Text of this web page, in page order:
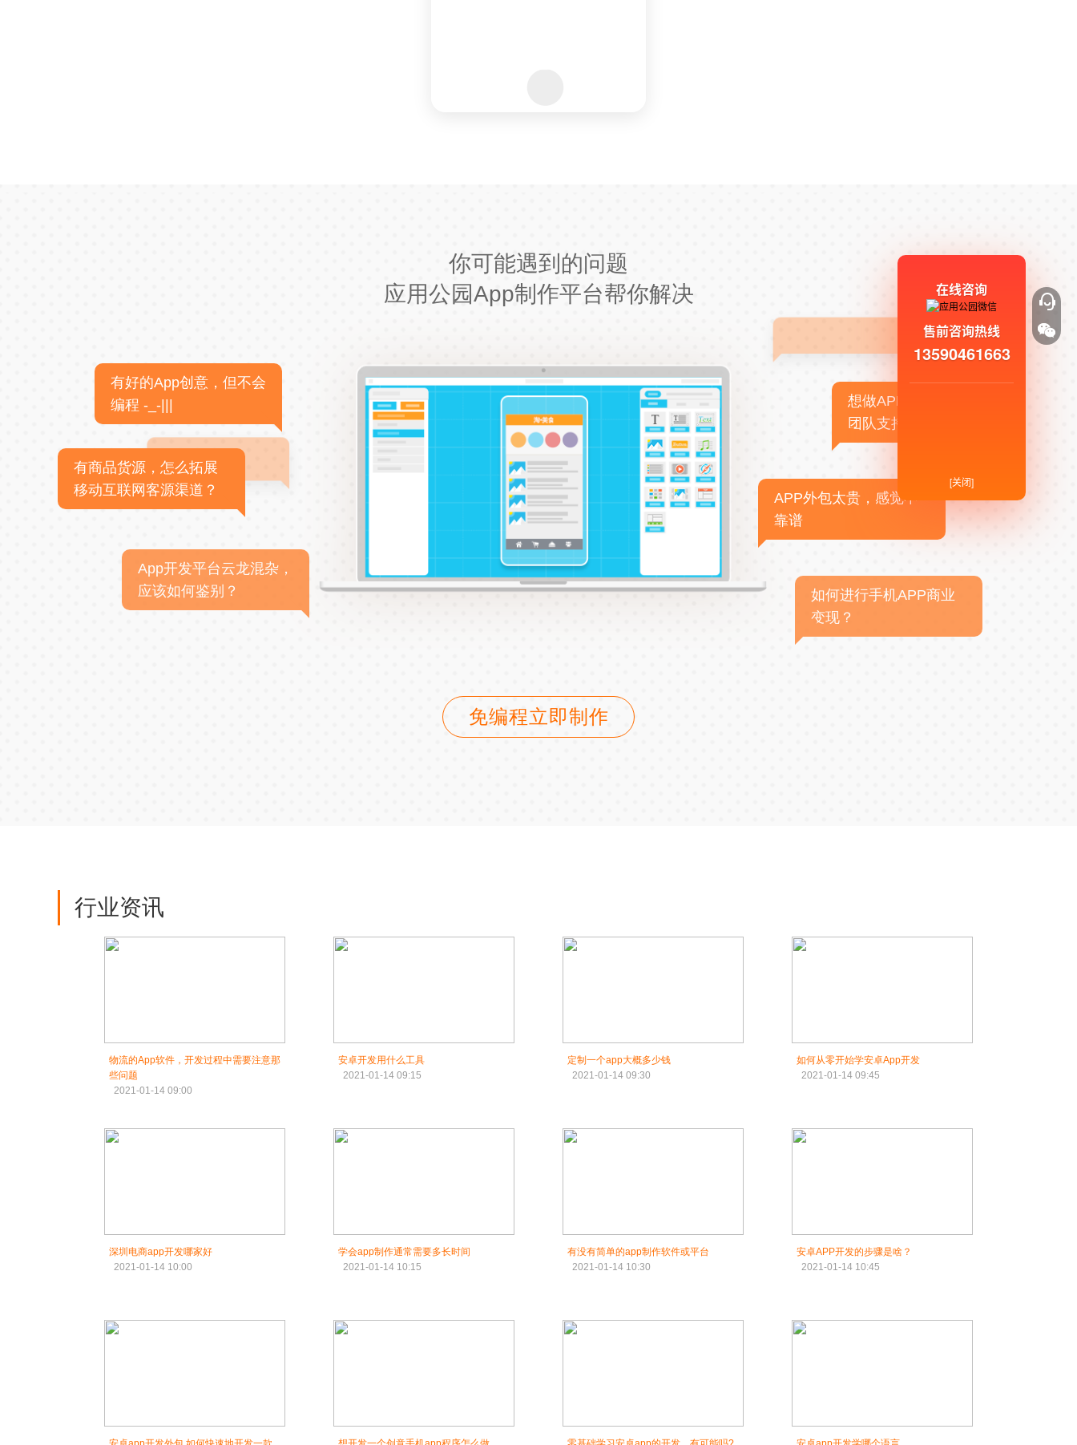
你可能遇到的问题
应用公园App制作平台帮你解决
有好的App创意，但不会
编程 -_-|||
有商品货源，怎么拓展
移动互联网客源渠道？
App开发平台云龙混杂，
应该如何鉴别？
想做APP，但没有技术
团队支持
APP外包太贵，感觉不
靠谱
如何进行手机APP商业
变现？
免编程立即制作
行业资讯
物流的App软件，开发过程中需要注意那
些问题
2021-01-14 09:00
安卓开发用什么工具
2021-01-14 09:15
定制一个app大概多少钱
2021-01-14 09:30
如何从零开始学安卓App开发
2021-01-14 09:45
深圳电商app开发哪家好
2021-01-14 10:00
学会app制作通常需要多长时间
2021-01-14 10:15
有没有简单的app制作软件或平台
2021-01-14 10:30
安卓APP开发的步骤是啥？
2021-01-14 10:45
在线咨询
售前咨询热线
13590461663
[关闭]